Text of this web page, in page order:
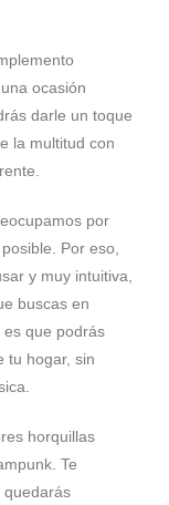
ocasión
darle un toque
la multitud con
por
Por eso,
y muy intuitiva,
buscas en
que podrás
tu hogar, sin
horquillas
Te
quedarás